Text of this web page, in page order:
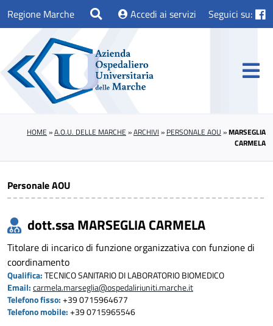
Regione Marche Accedi ai servizi Seguici su:
HOME »A.O.U. DELLE MARCHE »ARCHIVI » PERSONALE AOU »MARSEGLIA
CARMELA
Personale AOU
dott.ssa MARSEGLIA CARMELA
Titolare di incarico di funzione organizzativa con funzione di
coordinamento
Qualifica: TECNICO SANITARIO DI LABORATORIO BIOMEDICO
Email: carmela.marseglia@ospedaliriuniti.marche.it
Telefono fisso: +39 0715964677
Telefono mobile: +39 0715965546